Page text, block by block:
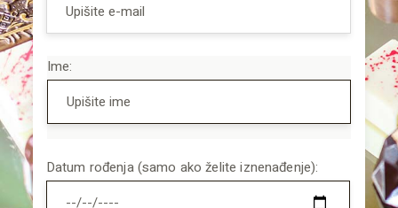
Ime:
Datum rođenja (samo ako želite iznenađenje):